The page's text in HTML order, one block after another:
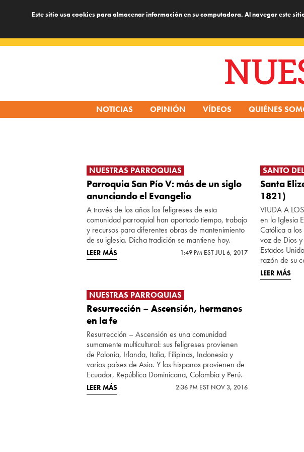
Este sitio usa cookies para almacenar información en su computadora. Al navegar este
NOTICIAS OPINIÓN VÍDEOS QUIÉNES
NUESTRAS PARROQUIAS
Parroquia San Pío V: más de un siglo
anunciando el Evangelio
A través de los años los feligreses de esta
comunidad parroquial han aportado tiempo, trabajo
y recursos para diferentes obras de mantenimiento
de su iglesia. Dicha tradición se mantiene hoy.
LEER MÁS 1:49 PM EST JUL 6, 2017
SANTO
Santa
1821)
VIUDA A
en la Iglesia
Católica a
voz de Dios
Estados
razón de su
LEER MÁS
NUESTRAS PARROQUIAS
Resurrección – Ascensión, hermanos
en la fe
Resurrección – Ascensión es una comunidad
sumamente multicultural: sus feligreses provienen
de Polonia, Irlanda, Italia, Filipinas, Indonesia y
varios países de Asia. Y los hispanos provienen de
Ecuador, República Dominicana, Colombia y Perú.
LEER MÁS 2:36 PM EST NOV 3, 2016